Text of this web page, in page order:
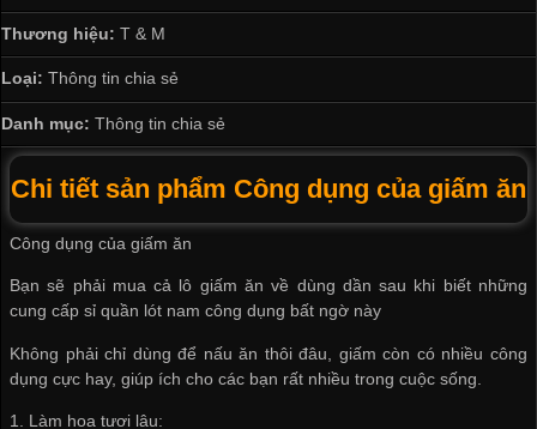
Thương hiệu: T & M
Loại: Thông tin chia sẻ
Danh mục: Thông tin chia sẻ
Chi tiết sản phẩm Công dụng của giấm ăn
Công dụng của giấm ăn
Bạn sẽ phải mua cả lô giấm ăn về dùng dần sau khi biết những
cung cấp sỉ quần lót nam công dụng bất ngờ này
Không phải chỉ dùng để nấu ăn thôi đâu, giấm còn có nhiều công
dụng cực hay, giúp ích cho các bạn rất nhiều trong cuộc sống.
1. Làm hoa tươi lâu: